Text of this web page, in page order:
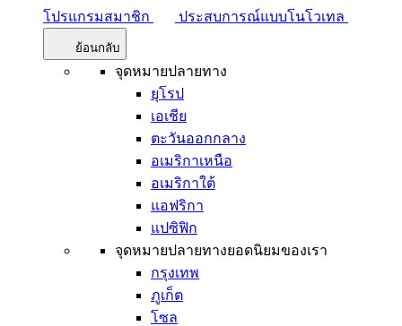
โปรแกรมสมาชิก ประสบการณ์แบบโนโวเทล
ย้อนกลับ
จุดหมายปลายทาง
ยุโรป
เอเชีย
ตะวันออกกลาง
อเมริกาเหนือ
อเมริกาใต้
แอฟริกา
แปซิฟิก
จุดหมายปลายทางยอดนิยมของเรา
กรุงเทพ
ภูเก็ต
โซล